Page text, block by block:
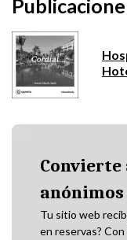
Tu sitio web
en reservas?